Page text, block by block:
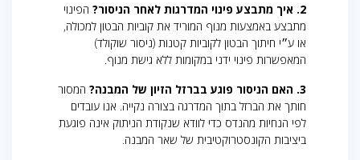
2. איך מתבצע פינוי המדרגות לאחר הניסור?
הפינוי
מתבצע באמצעות מנוף המוריד את קוביות הבטון למכולה,
או ע״י חיתוך הבטון לקוביות קטנות (ניסור שוקולד)
המאפשרות פינוי ידני במקומות ללא גישת מנוף.
3. האם הניסור פוגע בברזל הזיון של המבנה?
המסור
חותך את הברזל בתוך המדרגה בצורה נקייה. אנו עובדים
לפי הנחיות מהנדס כדי לוודא שנקודת הניתוק אינה פוגעת
ביציבות הקונסטרוקטיבית של שאר המבנה.